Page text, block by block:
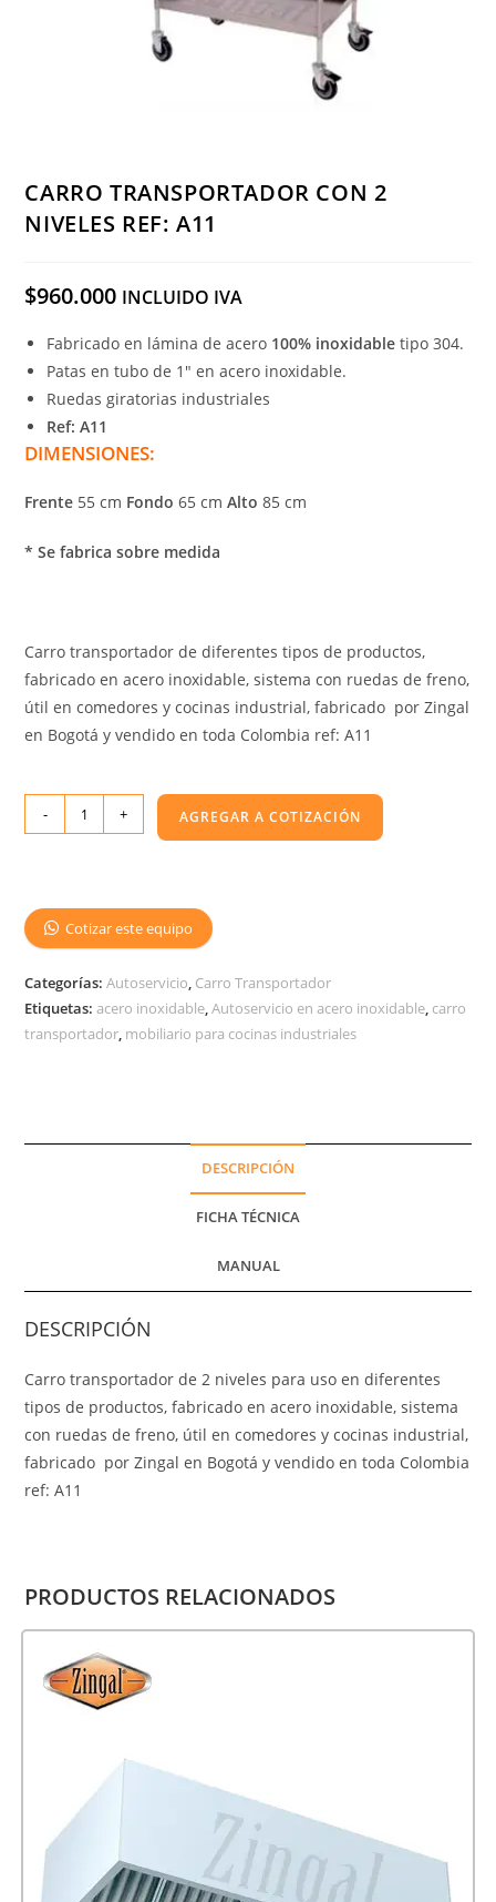
CARRO TRANSPORTADOR CON 2
NIVELES REF: A11
$960.000 INCLUIDO IVA
Fabricado en lámina de acero 100% inoxidable tipo 304.
Patas en tubo de 1″ en acero inoxidable.
Ruedas giratorias industriales
Ref: A11
DIMENSIONES:
Frente 55 cm Fondo 65 cmAlto 85 cm
* Se fabrica sobre medida
Carro transportador de diferentes tipos de productos,
fabricado en acero inoxidable, sistema con ruedas de freno,
útil en comedores y cocinas industrial, fabricado por Zingal
en Bogotá y vendido en toda Colombia ref: A11
- + AGREGAR A COTIZACIÓN
Cotizar este equipo
Categorías:Autoservicio, Carro Transportador
Etiquetas:acero inoxidable,Autoservicio en acero inoxidable, carro
transportador, mobiliario para cocinas industriales
DESCRIPCIÓN
FICHA TÉCNICA
MANUAL
DESCRIPCIÓN
Carro transportador de 2 niveles para uso en diferentes
tipos de productos, fabricado en acero inoxidable, sistema
con ruedas de freno, útil en comedores y cocinas industrial,
fabricado por Zingal en Bogotá y vendido en toda Colombia
ref: A11
PRODUCTOS RELACIONADOS